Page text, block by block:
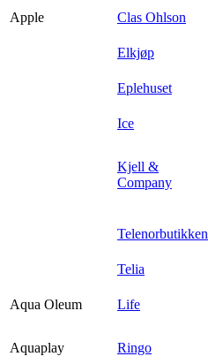
Apple
Clas Ohlson
Elkjøp
Eplehuset
Ice
Kjell &
Company
Telenorbutikken
Telia
Aqua Oleum Life
Aquaplay
Ringo